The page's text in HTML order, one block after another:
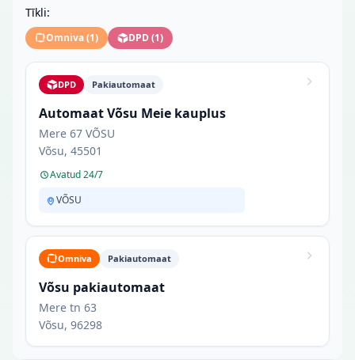
Tīkli:
Omniva(1) DPD(1)
DPD Pakiautomaat
Automaat Võsu Meie kauplus
Mere 67 VÕSU
Võsu, 45501
Avatud 24/7
VÕSU
Omniva Pakiautomaat
Võsu pakiautomaat
Mere tn 63
Võsu, 96298